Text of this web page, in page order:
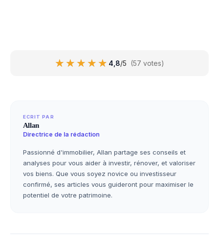
★★★★★
★★★★★ 4,8/5 (57 votes)
ECRIT PAR
Allan
Directrice de la rédaction
Passionné d'immobilier, Allan partage ses conseils et
analyses pour vous aider à investir, rénover, et valoriser
vos biens. Que vous soyez novice ou investisseur
confirmé, ses articles vous guideront pour maximiser le
potentiel de votre patrimoine.